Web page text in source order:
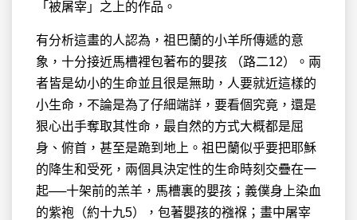
「被屠宰」之上的作品。
有分析這畫的人認為，祖巴蘭的小羊所傳遞的意
象，十分接近馬槽裡包著布的嬰孩 （路二12）。兩
者皆是幼小的生命並且很是無助，人要就近這樣的
小生命，不論是為了仔細端詳，要看個究竟，還是
狠心出手奪取其性命，最自然的方式大概都是屈
身、俯首，甚至是跪到地上。祖巴蘭似乎要把耶穌
的降生和受死，兩個具決定性的生命時刻交疊在一
起──十架前的羔羊，馬槽裏的嬰孩；義僕身上染血
的紫袍（約十九5），包著嬰孩的襁褓；畫中屠宰